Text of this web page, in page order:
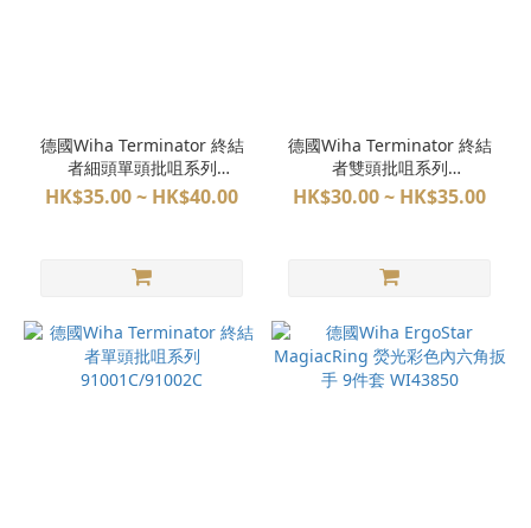
德國Wiha Terminator 終結
者細頭單頭批咀系列
91008C/91009C
HK$35.00 ~ HK$40.00
德國Wiha Terminator 終結
者雙頭批咀系列
91003C/91004C
HK$30.00 ~ HK$35.00